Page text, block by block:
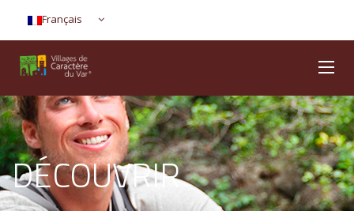
Français
DÉCOUVRIR